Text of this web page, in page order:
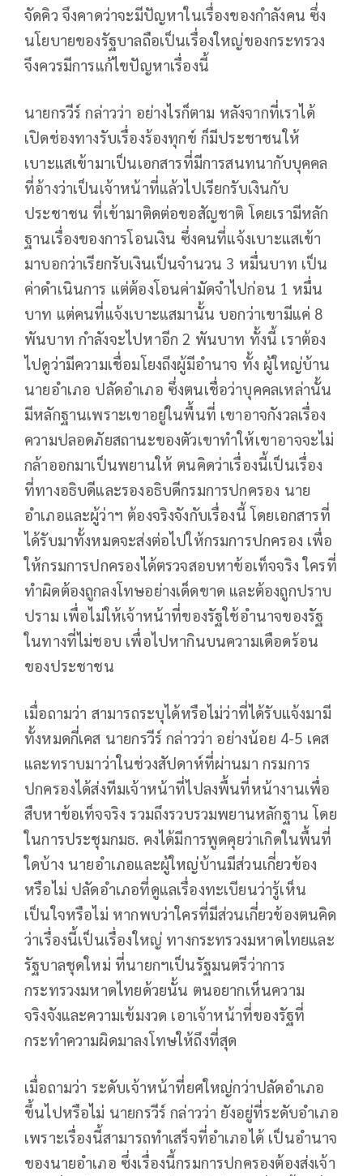
จัดคิว จึงคาดว่าจะมีปัญหาในเรื่องของกำลังคน ซึ่ง
นโยบายของรัฐบาลถือเป็นเรื่องใหญ่ของกระทรวง
จึงควรมีการแก้ไขปัญหาเรื่องนี้
นายกรวีร์ กล่าวว่า อย่างไรก็ตาม หลังจากที่เราได้
เปิดช่องทางรับเรื่องร้องทุกข์ ก็มีประชาชนให้
เบาะแสเข้ามาเป็นเอกสารที่มีการสนทนากับบุคคล
ที่อ้างว่าเป็นเจ้าหน้าที่แล้วไปเรียกรับเงินกับ
ประชาชน ที่เข้ามาติดต่อขอสัญชาติ โดยเรามีหลัก
ฐานเรื่องของการโอนเงิน ซึ่งคนที่แจ้งเบาะแสเข้า
มาบอกว่าเรียกรับเงินเป็นจำนวน 3 หมื่นบาท เป็น
ค่าดำเนินการ แต่ต้องโอนค่ามัดจำไปก่อน 1 หมื่น
บาท แต่คนที่แจ้งเบาะแสมานั้น บอกว่าเขามีแค่ 8
พันบาท กำลังจะไปหาอีก 2 พันบาท ทั้งนี้ เราต้อง
ไปดูว่ามีความเชื่อมโยงถึงผู้มีอำนาจ ทั้ง ผู้ใหญ่บ้าน
นายอำเภอ ปลัดอำเภอ ซึ่งตนเชื่อว่าบุคคลเหล่านั้น
มีหลักฐานเพราะเขาอยู่ในพื้นที่ เขาอาจกังวลเรื่อง
ความปลอดภัยสถานะของตัวเขาทำให้เขาอาจจะไม่
กล้าออกมาเป็นพยานให้ ตนคิดว่าเรื่องนี้เป็นเรื่อง
ที่ทางอธิบดีและรองอธิบดีกรมการปกครอง นาย
อำเภอและผู้ว่าฯ ต้องจริงจังกับเรื่องนี้ โดยเอกสารที่
ได้รับมาทั้งหมดจะส่งต่อไปให้กรมการปกครอง เพื่อ
ให้กรมการปกครองได้ตรวจสอบหาข้อเท็จจริง ใครที่
ทำผิดต้องถูกลงโทษอย่างเด็ดขาด และต้องถูกปราบ
ปราม เพื่อไม่ให้เจ้าหน้าที่ของรัฐใช้อำนาจของรัฐ
ในทางที่ไม่ชอบ เพื่อไปหากินบนความเดือดร้อน
ของประชาชน
เมื่อถามว่า สามารถระบุได้หรือไม่ว่าที่ได้รับแจ้งมามี
ทั้งหมดกี่เคส นายกรวีร์ กล่าวว่า อย่างน้อย 4-5 เคส
และทราบมาว่าในช่วงสัปดาห์ที่ผ่านมา กรมการ
ปกครองได้ส่งทีมเจ้าหน้าที่ไปลงพื้นที่หน้างานเพื่อ
สืบหาข้อเท็จจริง รวมถึงรวบรวมพยานหลักฐาน โดย
ในการประชุมกมธ. คงได้มีการพูดคุยว่าเกิดในพื้นที่
ใดบ้าง นายอำเภอและผู้ใหญ่บ้านมีส่วนเกี่ยวข้อง
หรือไม่ ปลัดอำเภอที่ดูแลเรื่องทะเบียนว่ารู้เห็น
เป็นใจหรือไม่ หากพบว่าใครที่มีส่วนเกี่ยวข้องตนคิด
ว่าเรื่องนี้เป็นเรื่องใหญ่ ทางกระทรวงมหาดไทยและ
รัฐบาลชุดใหม่ ที่นายกฯเป็นรัฐมนตรีว่าการ
กระทรวงมหาดไทยด้วยนั้น ตนอยากเห็นความ
จริงจังและความเข้มงวด เอาเจ้าหน้าที่ของรัฐที่
กระทำความผิดมาลงโทษให้ถึงที่สุด
เมื่อถามว่า ระดับเจ้าหน้าที่ยศใหญ่กว่าปลัดอำเภอ
ขึ้นไปหรือไม่ นายกรวีร์ กล่าวว่า ยังอยู่ที่ระดับอำเภอ
เพราะเรื่องนี้สามารถทำเสร็จที่อำเภอได้ เป็นอำนาจ
ของนายอำเภอ ซึ่งเรื่องนี้กรมการปกครองต้องส่งเจ้า